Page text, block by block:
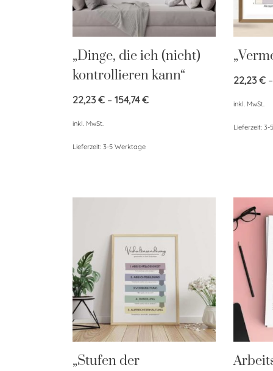
„Dinge, die ich (nicht)
kontrollieren kann“
22,23 € – 154,74€
inkl. MwSt.
Lieferzeit: 3-5 Werktage
22,23€
inkl. MwSt.
Lieferzeit:3-
„Stufen der